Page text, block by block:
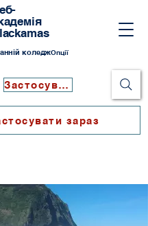
коледжОпції
Застосувати зараз
зараз